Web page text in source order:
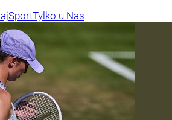
SportTylko u Nas